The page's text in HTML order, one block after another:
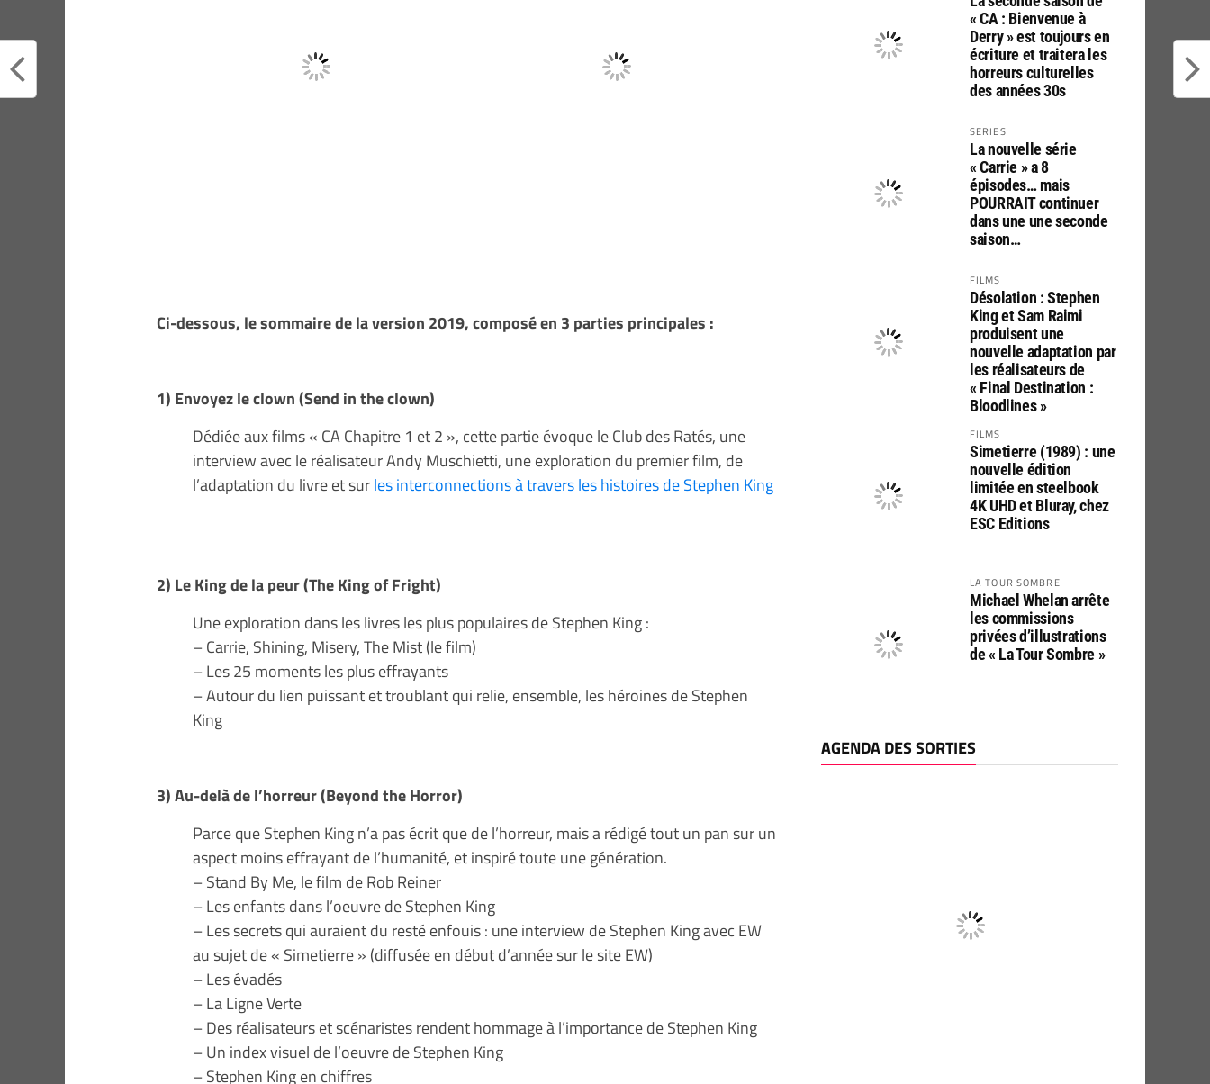
Ci-dessous, le sommaire de la version 2019, composé en 3 parties principales :
1) Envoyez le clown (Send in the clown)
Dédiée aux films « CA Chapitre 1 et 2 », cette partie évoque le Club des Ratés, une
interview avec le réalisateur Andy Muschietti, une exploration du premier film, de
l’adaptation du livre et surles interconnections à travers les histoires de Stephen King
2) Le King de la peur (The King of Fright)
Une exploration dans les livres les plus populaires de Stephen King :
– Carrie, Shining, Misery, The Mist (le film)
– Les 25 moments les plus effrayants
– Autour du lien puissant et troublant qui relie, ensemble, les héroines de Stephen
King
3) Au-delà de l’horreur (Beyond the Horror)
Parce que Stephen King n’a pas écrit que de l’horreur, mais a rédigé tout un pan sur un
aspect moins effrayant de l’humanité, et inspiré toute une génération.
– Stand By Me, le film de Rob Reiner
– Les enfants dans l’oeuvre de Stephen King
– Les secrets qui auraient du resté enfouis : une interview de Stephen King avec EW
au sujet de « Simetierre » (diffusée en début d’année sur le site EW)
– Les évadés
– La Ligne Verte
– Des réalisateurs et scénaristes rendent hommage à l’importance de Stephen King
– Un index visuel de l’oeuvre de Stephen King
– Stephen King en chiffres
« CA : Bienvenue à
Derry » est toujours en
écriture et traitera les
horreurs culturelles
des années 30s
SERIES
La nouvelle série
« Carrie » a 8
épisodes… mais
POURRAIT continuer
dans une une seconde
saison…
FILMS
Désolation : Stephen
King et Sam Raimi
produisent une
nouvelle adaptation par
les réalisateurs de
« Final Destination :
Bloodlines »
FILMS
Simetierre (1989) : une
nouvelle édition
limitée en steelbook
4K UHD et Bluray, chez
ESC Editions
LA TOUR SOMBRE
Michael Whelan arrête
les commissions
privées d’illustrations
de « La Tour Sombre »
AGENDA DES SORTIES